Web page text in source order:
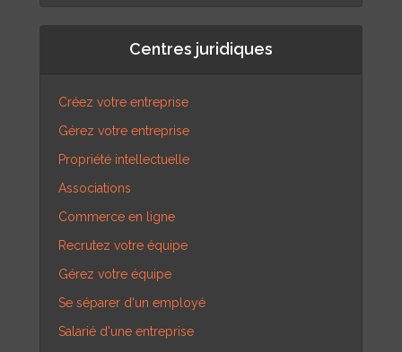
Centres juridiques
Créez votre entreprise
Gérez votre entreprise
Propriété intellectuelle
Associations
Commerce en ligne
Recrutez votre équipe
Gérez votre équipe
Se séparer d'un employé
Salarié d'une entreprise